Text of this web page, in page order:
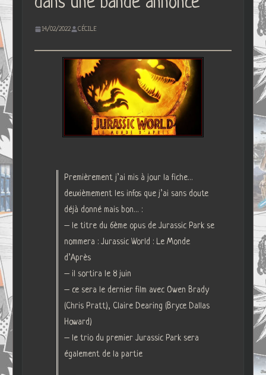
14/02/2022 CÉCILE
Premièrement j’ai mis à jour la fiche…
deuxièmement les infos que j’ai sans doute
déjà donné mais bon… :
– le titre du 6ème opus de Jurassic Park se
nommera : Jurassic World : Le Monde
d’Après
– il sortira le 8 juin
– ce sera le dernier film avec Owen Brady
(Chris Pratt), Claire Dearing (Bryce Dallas
Howard)
– le trio du premier Jurassic Park sera
également de la partie